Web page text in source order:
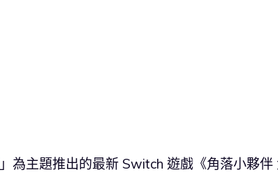
」為主題推出的最新 Switch 遊戲《角落小夥伴